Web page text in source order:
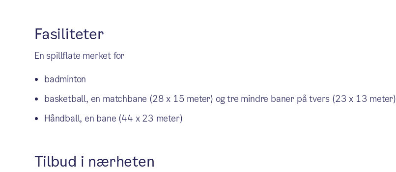
Fasiliteter
En spillflate merket for
badminton
basketball, en matchbane (28 x 15 meter) og tre mindre baner på tvers (23 x 13 meter)
Håndball, en bane (44 x 23 meter)
Tilbud i nærheten